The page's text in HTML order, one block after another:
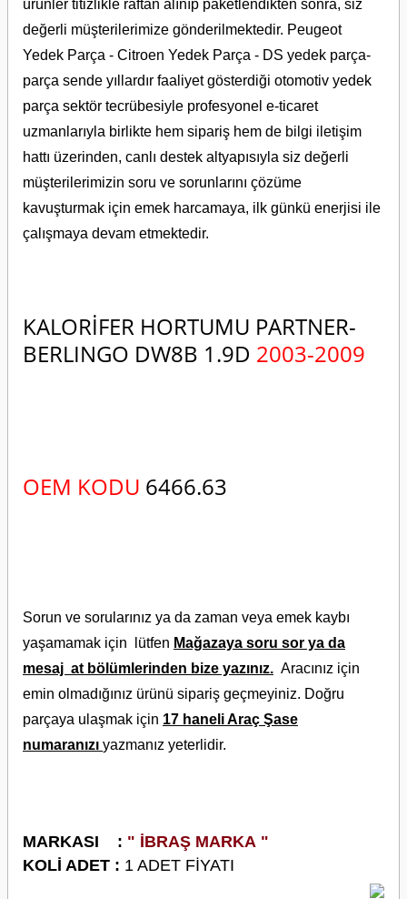
ürünler titizlikle raftan alınıp paketlendikten sonra, siz
değerli müşterilerimize gönderilmektedir. Peugeot
Yedek Parça - Citroen Yedek Parça - DS yedek parça-
parça sende yıllardır faaliyet gösterdiği otomotiv yedek
parça sektör tecrübesiyle profesyonel e-ticaret
uzmanlarıyla birlikte hem sipariş hem de bilgi iletişim
hattı üzerinden, canlı destek altyapısıyla siz değerli
müşterilerimizin soru ve sorunlarını çözüme
kavuşturmak için emek harcamaya, ilk günkü enerjisi ile
çalışmaya devam etmektedir.
KALORİFER HORTUMU PARTNER-
BERLINGO DW8B 1.9D 2003-2009
OEM KODU 6466.63
Sorun ve sorularınız ya da zaman veya emek kaybı
yaşamamak için lütfen Mağazaya soru sor ya da
mesaj at bölümlerinden bize yazınız. Aracınız için
emin olmadığınız ürünü sipariş geçmeyiniz. Doğru
parçaya ulaşmak için 17 haneli Araç Şase
numaranızı yazmanız yeterlidir.
MARKASI : " İBRAŞ MARKA "
KOLİ ADET : 1 ADET FİYATI